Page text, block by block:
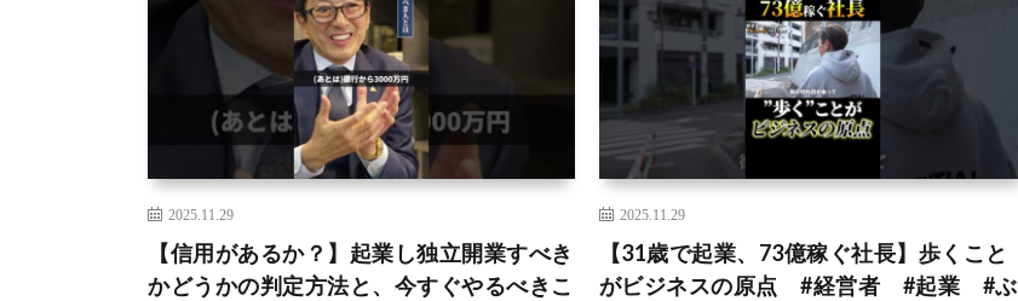
2025.11.29
【信用があるか？】起業し独立開業すべき
かどうかの判定方法と、今すぐやるべきこ
2025.11.29
【31歳で起業、73億稼ぐ社長】歩くこと
がビジネスの原点 #経営者 #起業 #ぶ